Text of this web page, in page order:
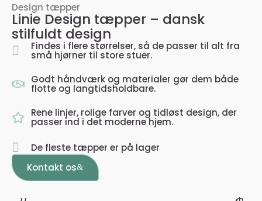
Design tæpper
Linie Design tæpper – dansk
stilfuldt design
Findes i flere størrelser, så de passer til alt fra
små hjørner til store stuer.
Godt håndværk og materialer gør dem både
flotte og langtidsholdbare.
Rene linjer, rolige farver og tidløst design, der
passer ind i det moderne hjem.
De fleste tæpper er på lager
Kontakt os